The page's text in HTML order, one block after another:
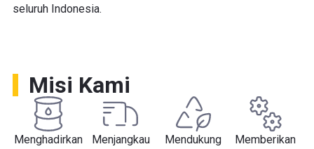
seluruh Indonesia.
Misi Kami
Menghadirkan
Menjangkau
Mendukung
Memberikan